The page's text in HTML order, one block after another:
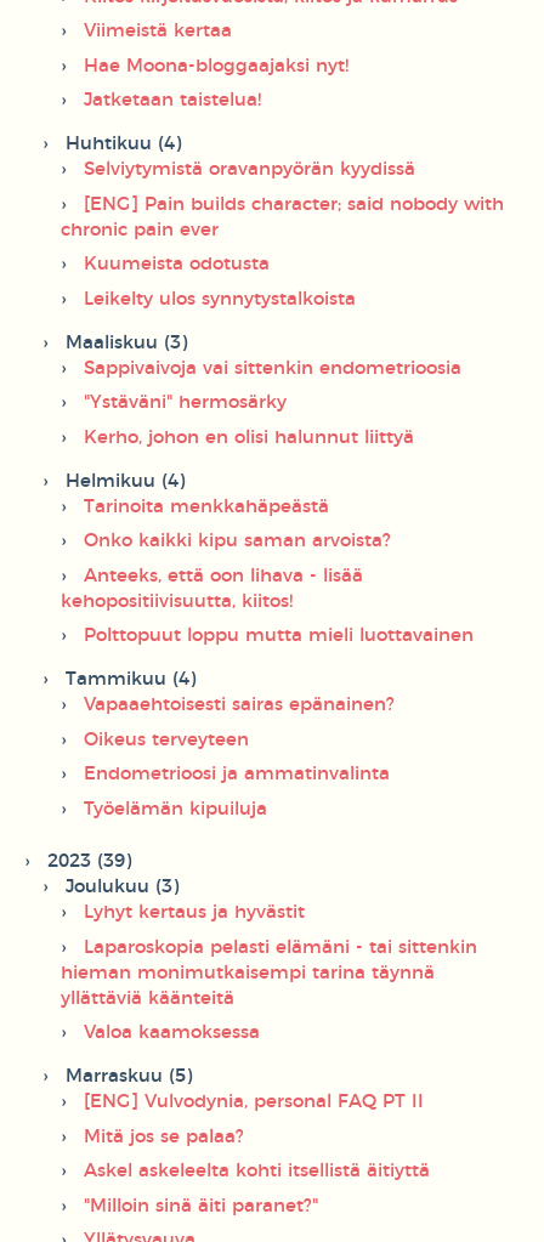
Viimeistä kertaa
Hae Moona-bloggaajaksi nyt!
Jatketaan taistelua!
Huhtikuu (4)
Selviytymistä oravanpyörän kyydissä
[ENG] Pain builds character; said nobody with
chronic pain ever
Kuumeista odotusta
Leikelty ulos synnytystalkoista
Maaliskuu (3)
Sappivaivoja vai sittenkin endometrioosia
"Ystäväni" hermosärky
Kerho, johon en olisi halunnut liittyä
Helmikuu (4)
Tarinoita menkkahäpeästä
Onko kaikki kipu saman arvoista?
Anteeks, että oon lihava - lisää
kehopositiivisuutta, kiitos!
Polttopuut loppu mutta mieli luottavainen
Tammikuu (4)
Vapaaehtoisesti sairas epänainen?
Oikeus terveyteen
Endometrioosi ja ammatinvalinta
Työelämän kipuiluja
2023 (39)
Joulukuu (3)
Lyhyt kertaus ja hyvästit
Laparoskopia pelasti elämäni - tai sittenkin
hieman monimutkaisempi tarina täynnä
yllättäviä käänteitä
Valoa kaamoksessa
Marraskuu (5)
[ENG] Vulvodynia, personal FAQ PT II
Mitä jos se palaa?
Askel askeleelta kohti itsellistä äitiyttä
"Milloin sinä äiti paranet?"